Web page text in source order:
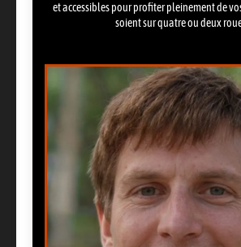
et accessibles pour profiter pleinement de
soient sur quatre ou deux